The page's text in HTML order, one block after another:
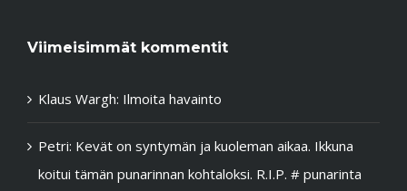
Viimeisimmät kommentit
Klaus Wargh: Ilmoita havainto
Petri: Kevät on syntymän ja kuoleman aikaa. Ikkuna
koitui tämän punarinnan kohtaloksi. R.I.P. # punarinta